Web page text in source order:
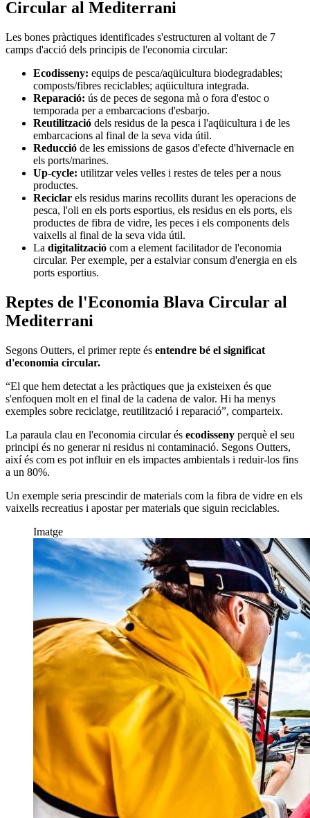
Circular al Mediterrani
Les bones pràctiques identificades s'estructuren al voltant de 7
camps d'acció dels principis de l'economia circular:
Ecodisseny: equips de pesca/aqüicultura biodegradables;
composts/fibres reciclables; aqüicultura integrada.
Reparació: ús de peces de segona mà o fora d'estoc o
temporada per a embarcacions d'esbarjo.
Reutilització dels residus de la pesca i l'aqüicultura i de les
embarcacions al final de la seva vida útil.
Reducció de les emissions de gasos d'efecte d'hivernacle en
els ports/marines.
Up-cycle: utilitzar veles velles i restes de teles per a nous
productes.
Reciclar els residus marins recollits durant les operacions de
pesca, l'oli en els ports esportius, els residus en els ports, els
productes de fibra de vidre, les peces i els components dels
vaixells al final de la seva vida útil.
La digitalització com a element facilitador de l'economia
circular. Per exemple, per a estalviar consum d'energia en els
ports esportius.
Reptes de l'Economia Blava Circular al
Mediterrani
Segons Outters, el primer repte és entendre bé el significat
d'economia circular.
“El que hem detectat a les pràctiques que ja existeixen és que
s'enfoquen molt en el final de la cadena de valor. Hi ha menys
exemples sobre reciclatge, reutilització i reparació”, comparteix.
La paraula clau en l'economia circular és ecodisseny perquè el seu
principi és no generar ni residus ni contaminació. Segons Outters,
així és com es pot influir en els impactes ambientals i reduir-los fins
a un 80%.
Un exemple seria prescindir de materials com la fibra de vidre en els
vaixells recreatius i apostar per materials que siguin reciclables.
Imatge